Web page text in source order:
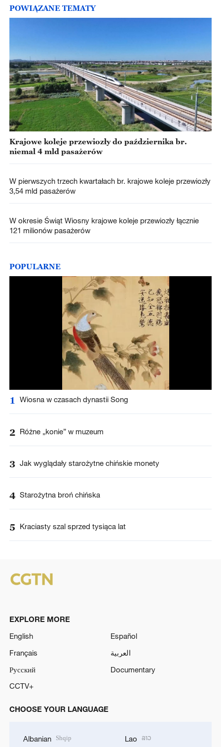
POWIĄZANE TEMATY
Krajowe koleje przewiozły do października br.
niemal 4 mld pasażerów
W pierwszych trzech kwartałach br. krajowe koleje przewiozły
3,54 mld pasażerów
W okresie Świąt Wiosny krajowe koleje przewiozły łącznie
121 milionów pasażerów
POPULARNE
1 Wiosna w czasach dynastii Song
2 Różne „konie” w muzeum
3 Jak wyglądały starożytne chińskie monety
4 Starożytna broń chińska
5 Kraciasty szal sprzed tysiąca lat
EXPLORE MORE
English
Español
Français
العربية
Русский
Documentary
CCTV+
CHOOSE YOUR LANGUAGE
Albanian Shqip Lao ລາວ